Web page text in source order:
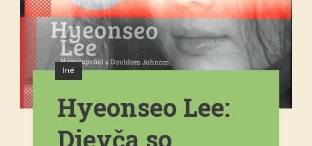
Iné
Hyeonseo Lee:
Dievča so